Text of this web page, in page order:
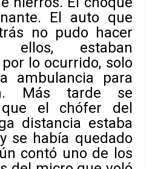
El auto que
no pudo hacer
estaban
lo ocurrido, solo
ambulancia para
Más tarde se
el chófer del
distancia estaba
se había quedado
contó uno de los